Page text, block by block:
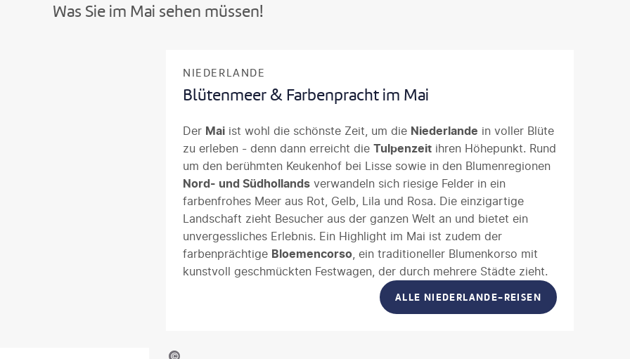
Was Sie im Mai sehen müssen!
NIEDERLANDE
Blütenmeer & Farbenpracht im Mai
Der Mai ist wohl die schönste Zeit, um die Niederlande in voller Blüte
zu erleben - denn dann erreicht die Tulpenzeit ihren Höhepunkt. Rund
um den berühmten Keukenhof bei Lisse sowie in den Blumenregionen
Nord- und Südhollands verwandeln sich riesige Felder in ein
farbenfrohes Meer aus Rot, Gelb, Lila und Rosa. Die einzigartige
Landschaft zieht Besucher aus der ganzen Welt an und bietet ein
unvergessliches Erlebnis. Ein Highlight im Mai ist zudem der
farbenprächtige Bloemencorso, ein traditioneller Blumenkorso mit
kunstvoll geschmückten Festwagen, der durch mehrere Städte zieht.
ALLE NIEDERLANDE-REISEN
©swissmediavision - gty